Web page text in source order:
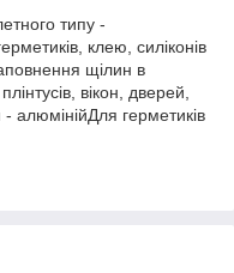
типу -
клею, силіконів
щілин в
вікон, дверей,
- алюмінійДля герметиків